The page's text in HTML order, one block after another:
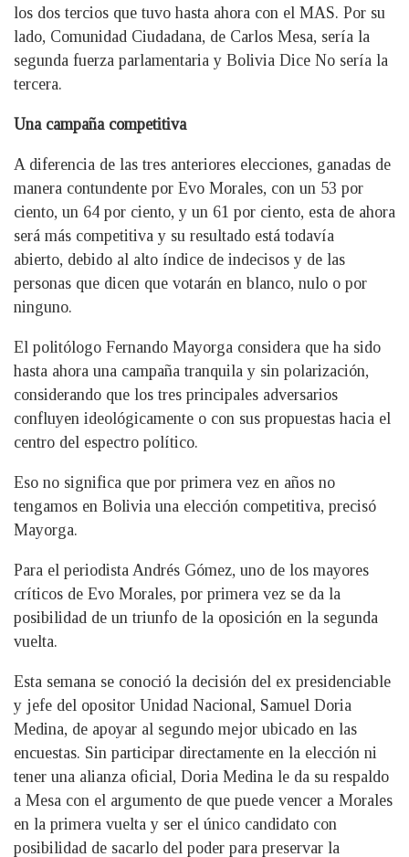
los dos tercios que tuvo hasta ahora con el MAS. Por su
lado, Comunidad Ciudadana, de Carlos Mesa, sería la
segunda fuerza parlamentaria y Bolivia Dice No sería la
tercera.
Una campaña competitiva
A diferencia de las tres anteriores elecciones, ganadas de
manera contundente por Evo Morales, con un 53 por
ciento, un 64 por ciento, y un 61 por ciento, esta de ahora
será más competitiva y su resultado está todavía
abierto, debido al alto índice de indecisos y de las
personas que dicen que votarán en blanco, nulo o por
ninguno.
El politólogo Fernando Mayorga considera que ha sido
hasta ahora una campaña tranquila y sin polarización,
considerando que los tres principales adversarios
confluyen ideológicamente o con sus propuestas hacia el
centro del espectro político.
Eso no significa que por primera vez en años no
tengamos en Bolivia una elección competitiva, precisó
Mayorga.
Para el periodista Andrés Gómez, uno de los mayores
críticos de Evo Morales, por primera vez se da la
posibilidad de un triunfo de la oposición en la segunda
vuelta.
Esta semana se conoció la decisión del ex presidenciable
y jefe del opositor Unidad Nacional, Samuel Doria
Medina, de apoyar al segundo mejor ubicado en las
encuestas. Sin participar directamente en la elección ni
tener una alianza oficial, Doria Medina le da su respaldo
a Mesa con el argumento de que puede vencer a Morales
en la primera vuelta y ser el único candidato con
posibilidad de sacarlo del poder para preservar la